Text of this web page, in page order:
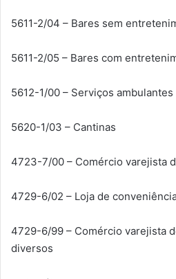
5611-2/04 – Bares sem
5611-2/05 – Bares com
5612-1/00 – Serviços
5620-1/03 – Cantinas
4723-7/00 – Comércio varejista
4729-6/02 – Loja de
4729-6/99 – Comércio varejista
diversos